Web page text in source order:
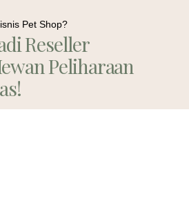
Pet Shop?
Reseller
Peliharaan